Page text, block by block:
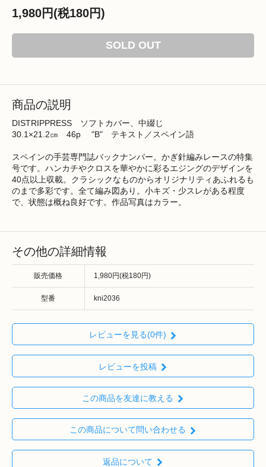
1,980円(税180円)
SOLD OUT
商品の説明
DISTRIPPRESS ソフトカバー、中綴じ
30.1×21.2㎝ 46p "B" テキスト／スペイン語
スペインの手芸専門誌バックナンバー。かぎ針編みレースの特集
号です。ハンカチやクロスを華やかに彩るエジングのデザインを
40点以上収載。クラシックなものからオリジナリティあふれるも
のまで多彩です。全て編み図あり。小キズ・少スレがある程度
で、状態は概ね良好です。作品写真はカラー。
その他の詳細情報
販売価格 1,980円(税180円)
型番 kni2036
レビューを見る(0件)
レビューを投稿
この商品を友達に教える
この商品について問い合わせる
返品について